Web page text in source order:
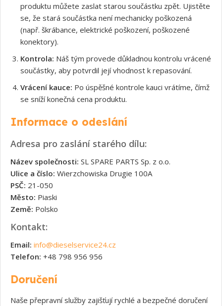
produktu můžete zaslat starou součástku zpět. Ujistěte
se, že stará součástka není mechanicky poškozená
(např. škrábance, elektrické poškození, poškozené
konektory).
Kontrola: Náš tým provede důkladnou kontrolu vrácené
součástky, aby potvrdil její vhodnost k repasování.
Vrácení kauce: Po úspěšné kontrole kauci vrátíme, čímž
se sníží konečná cena produktu.
Informace o odeslání
Adresa pro zaslání starého dílu:
Název společnosti: SL SPARE PARTS Sp. z o.o.
Ulice a číslo: Wierzchowiska Drugie 100A
PSČ: 21-050
Město: Piaski
Země: Polsko
Kontakt:
Email: info@dieselservice24.cz
Telefon: +48 798 956 956
Doručení
Naše přepravní služby zajišťují rychlé a bezpečné doručení